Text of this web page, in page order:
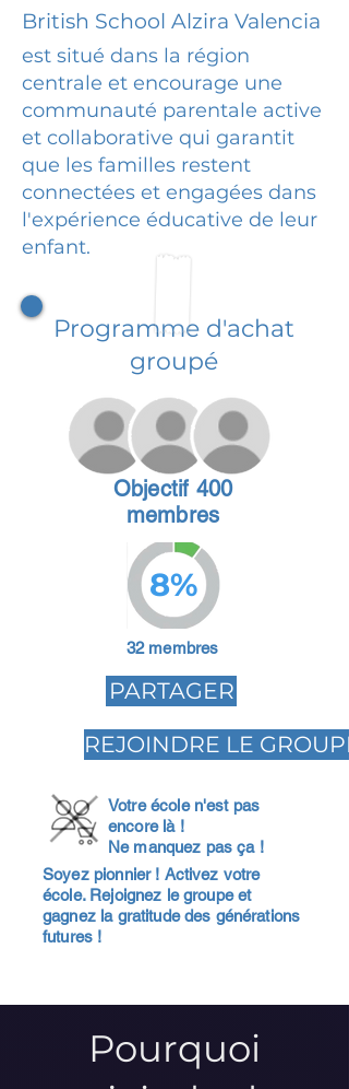
British School Alzira Valencia
est situé dans la région
centrale et encourage une
communauté parentale active
et collaborative qui garantit
que les familles restent
connectées et engagées dans
l'expérience éducative de leur
enfant.
Programme d'achat
groupé
Objectif 400
membres
8%
32 membres
PARTAGER
REJOINDRE LE GROUPE
Votre école n'est pas
encore là !
Ne manquez pas ça !
Soyez pionnier ! Activez votre
école. Rejoignez le groupe et
gagnez la gratitude des générations
futures !
Pourquoi